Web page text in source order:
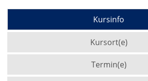
Kursinfo
Kursort(e)
Termin(e)